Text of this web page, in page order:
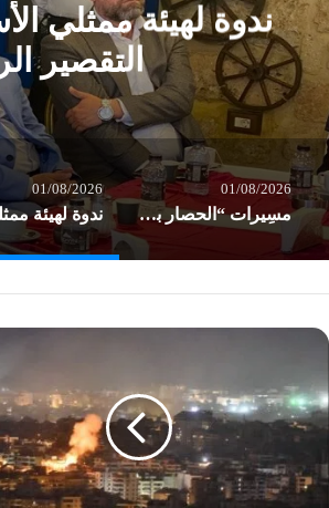
ندوة لهيئة ممثلي
التقصير
01/08/2026
مسِيرات “الحصار بالحصار والتصعيد بالتصعيد” في صنعاء: مستعدون لأثمان المعركة
01/08/2026